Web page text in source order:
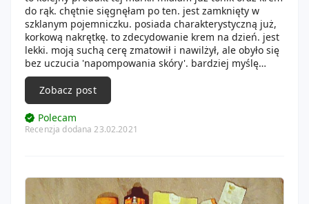
do rąk. chętnie sięgnęłam po ten. jest zamknięty w
szklanym pojemniczku. posiada charakterystyczną już,
korkową nakrętkę. to zdecydowanie krem na dzień. jest
lekki. moją suchą cerę zmatowił i nawilżył, ale obyło się
bez uczucia 'napompowania skóry'. bardziej myślę
przypasuje osobom z cerą tłustą. ja go używam kiedy
nie nakładam makijażu. ma zielonką barwę, ale nie
wiem, czy w jakiś sposób maskuje naczynka. przyjemny
zapach. konsystencja cudowna, jakby nadmuchana.
Zobacz post
Polecam
Recenzja dodana 23.02.2021